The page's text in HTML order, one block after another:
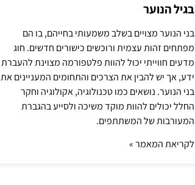
בגיל הנוער
בני הנוער מצויים בשלב משמעותי בחייהם, בו הם
מפתחים זהות עצמית ורוכשים כישורים חדשים. חוג
מדעים חווייתי יכול להוות פלטפורמה מצוינת להעברת
ידע, אך יש להבין את הצרכים והתחומים המעניינים את
בני הנוער. נושאים כמו טכנולוגיה, אקולוגיה וחקר
החלל יכולים להוות מוקד משיכה ולסייע בהגברת
המעורבות של המשתתפים.
לקריאת המאמר »